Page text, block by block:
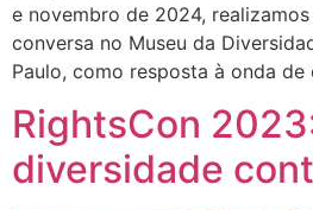
e novembro de 2024,
conversa no Museu da
Paulo, como resposta à onda
RightsCon
diversidade